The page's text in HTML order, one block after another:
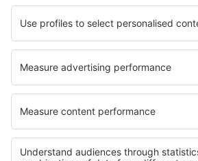
Hotely in Stansstad
Hotely v Národní park Lassen Volcanic
Hotely in Mesa Verde National Park